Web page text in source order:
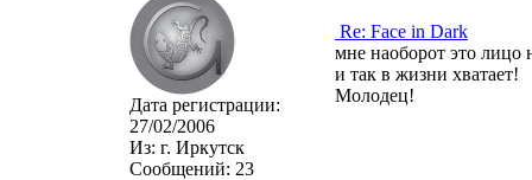
Дата регистрации:
27/02/2006
Из: г. Иркутск
Сообщений: 23
Re: Face in Dark
мне наоборот это лицо
и так в жизни хватает!
Молодец!